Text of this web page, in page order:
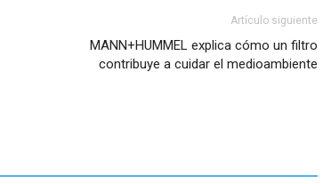
Artículo siguiente
MANN+HUMMEL explica cómo un filtro
contribuye a cuidar el medioambiente